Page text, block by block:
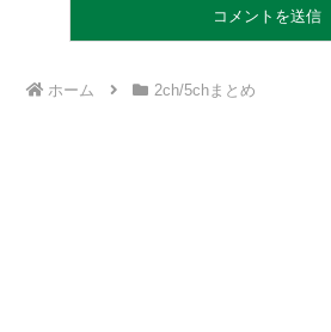
ホーム 2ch/5chまとめ